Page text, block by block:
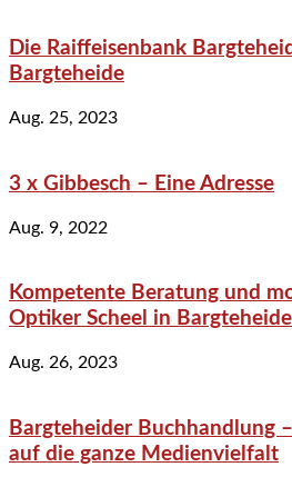
Die Raiffeisenbank
Bargteheide
Aug. 25, 2023
3 x Gibbesch – Eine Adresse
Aug. 9, 2022
Kompetente Beratung und
Optiker Scheel in Bargteheide
Aug. 26, 2023
Bargteheider Buchhandlung
auf die ganze Medienvielfalt